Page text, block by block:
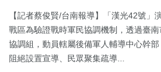
【記者蔡俊賢/台南報導】「漢光42號」
戰區為驗證戰時軍民協調機制，透過臺
協調組，動員轄屬後備軍人輔導中心幹
阻絕設置宣導、民眾聚集疏導...